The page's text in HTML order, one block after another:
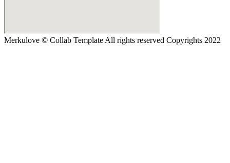
Merkulove © Collab Template All rights reserved Copyrights 2022